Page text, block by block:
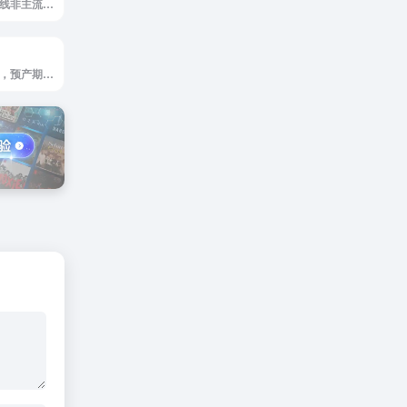
急切网是急切网在线非主流动态闪图设计
预产期计算器官网，预产期计算器帮您计算出当前怀孕周期日历，只需要输入末次月经时间，会自动计算出已怀孕天数，已怀孕周数，当前周数加天数，自动计算具体的预产期，提醒您孕期各阶段的产检时间，帮您做到整个孕期心里有数。